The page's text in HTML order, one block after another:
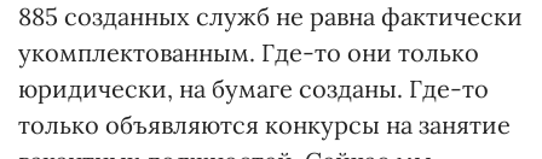
885 созданных служб не равна фактически
укомплектованным. Где-то они только
юридически, на бумаге созданы. Где-то
только объявляются конкурсы на занятие